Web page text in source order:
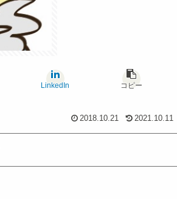
LinkedIn コピー
2018.10.21 2021.10.11